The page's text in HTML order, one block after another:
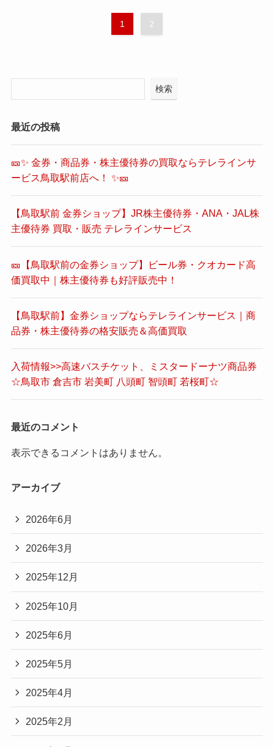
1 2
検索
最近の投稿
🎫✨ 金券・商品券・株主優待券の買取ならテレラインサ
ービス鳥取駅前店へ！ ✨🎫
【鳥取駅前 金券ショップ】JR株主優待券・ANA・JAL株
主優待券 買取・販売 テレラインサービス
🎫【鳥取駅前の金券ショップ】ビール券・クオカード高
価買取中｜株主優待券も好評販売中！
【鳥取駅前】金券ショップならテレラインサービス｜商
品券・株主優待券の格安販売＆高価買取
入荷情報>>高速バスチケット、ミスタードーナツ商品券
☆鳥取市 倉吉市 岩美町 八頭町 智頭町 若桜町☆
最近のコメント
表示できるコメントはありません。
アーカイブ
2026年6月
2026年3月
2025年12月
2025年10月
2025年6月
2025年5月
2025年4月
2025年2月